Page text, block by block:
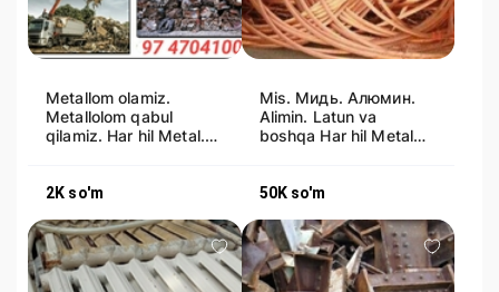
Metallom olamiz.
Metallolom qabul
qilamiz. Har hil Metal.
2K so'm
Mis. Мидь. Алюмин.
Alimin. Latun va
boshqa Har hil Metal
50K so'm